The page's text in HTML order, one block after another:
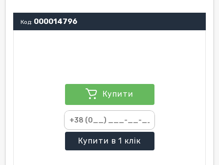
Код: 000014796
Купити
Купити в 1 клік